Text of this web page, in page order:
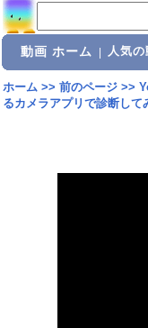
動画 ホーム 人気の
ホーム>> 前のページ>>
るカメラアプリで診断し